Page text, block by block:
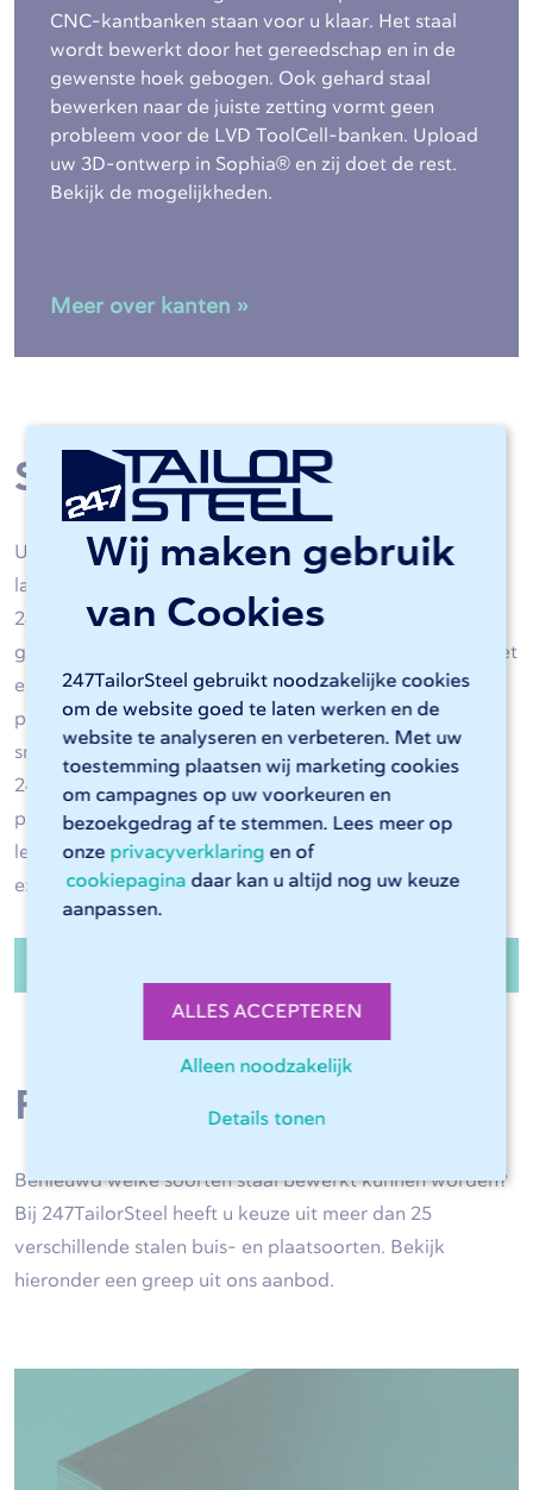
Wij maken gebruik
van Cookies
247TailorSteel gebruikt noodzakelijke cookies
om de website goed te laten werken en de
website te analyseren en verbeteren. Met uw
toestemming plaatsen wij marketing cookies
om campagnes op uw voorkeuren en
bezoekgedrag af te stemmen. Lees meer op
onze privacyverklaring en of
cookiepagina daar kan u altijd nog uw keuze
aanpassen.
ALLES ACCEPTEREN
Alleen noodzakelijk
Details tonen
CNC-kantbanken staan voor u klaar. Het staal
wordt bewerkt door het gereedschap en in de
gewenste hoek gebogen. Ook gehard staal
bewerken naar de juiste zetting vormt geen
probleem voor de LVD ToolCell-banken. Upload
uw 3D-ontwerp in Sophia® en zij doet de rest.
Bekijk de mogelijkheden.
Meer over kanten »
Staal bewerken
Uw staal wordt bewerkt door de hoogwaardige
lasersnijmachines en CNC-kantbanken van
247TailorSteel. Dankzij kunstmatige intelligentie en
geschoolde operators worden alle staalbewerkingen met
een grote nauwkeurigheid uitgevoerd en is uw stalen
product van hoge kwaliteit. Laat het staal op maat
snijden en naar wens kanten in de juiste vorm. Benut
247TailorSteel als verlengstuk van uw eigen
productieafdeling. Profiteer van een hoge
leverbetrouwbaarheid en hoogwaardige producten
exact op maat.
Ruime keuze uit staal
Benieuwd welke soorten staal bewerkt kunnen worden?
Bij 247TailorSteel heeft u keuze uit meer dan 25
verschillende stalen buis- en plaatsoorten. Bekijk
hieronder een greep uit ons aanbod.